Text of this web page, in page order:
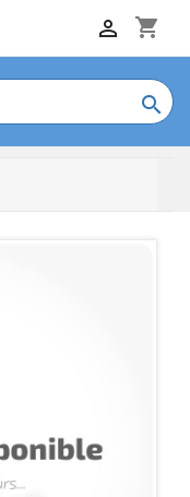
shopping_cart

